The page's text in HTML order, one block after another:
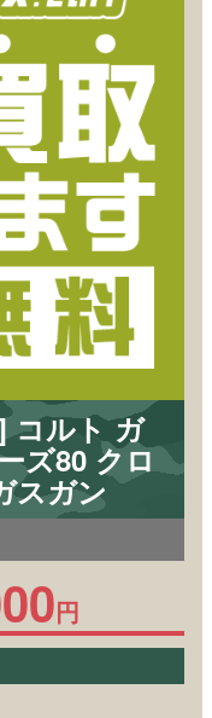
コルト ガ
ズ80 クロ
スガン
円